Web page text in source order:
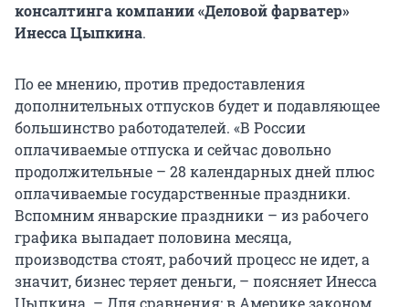
консалтинга компании «Деловой фарватер»
Инесса Цыпкина.
По ее мнению, против предоставления
дополнительных отпусков будет и подавляющее
большинство работодателей. «В России
оплачиваемые отпуска и сейчас довольно
продолжительные – 28 календарных дней плюс
оплачиваемые государственные праздники.
Вспомним январские праздники – из рабочего
графика выпадает половина месяца,
производства стоят, рабочий процесс не идет, а
значит, бизнес теряет деньги, – поясняет Инесса
Цыпкина. – Для сравнения: в Америке законом